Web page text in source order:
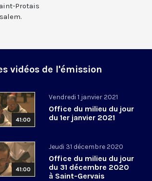
Protais
vidéos de l'émission
41:00
Vendredi 1 janvier 2021
Office du milieu du jour
du 1er janvier 2021
41:00
Jeudi 31 décembre 2020
Office du milieu du jour
du 31 décembre 2020
à Saint-Gervais